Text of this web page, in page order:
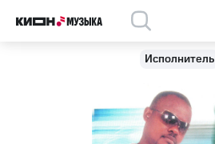
Исполнитель